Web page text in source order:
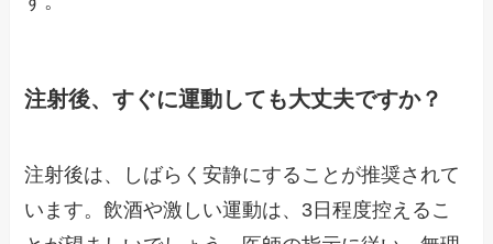
注射後、すぐに運動しても大丈夫ですか？
注射後は、しばらく安静にすることが推奨されて
います。飲酒や激しい運動は、3日程度控えるこ